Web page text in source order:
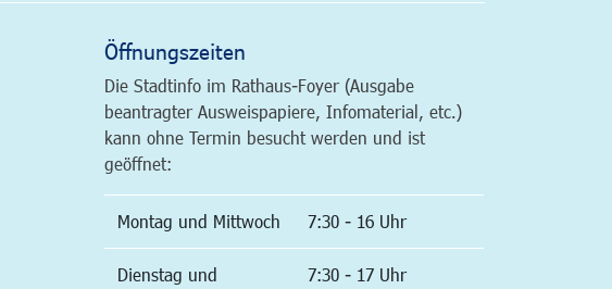
Öffnungszeiten
Die Stadtinfo im Rathaus-Foyer (Ausgabe
beantragter Ausweispapiere, Infomaterial, etc.)
kann ohne Termin besucht werden und ist
geöffnet:
Montag und Mittwoch 7:30 - 16 Uhr
Dienstag und
7:30 - 17 Uhr